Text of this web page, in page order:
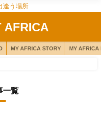
逢う場所
AFRICA
MY AFRICA STORY MY AFRICA
一覧